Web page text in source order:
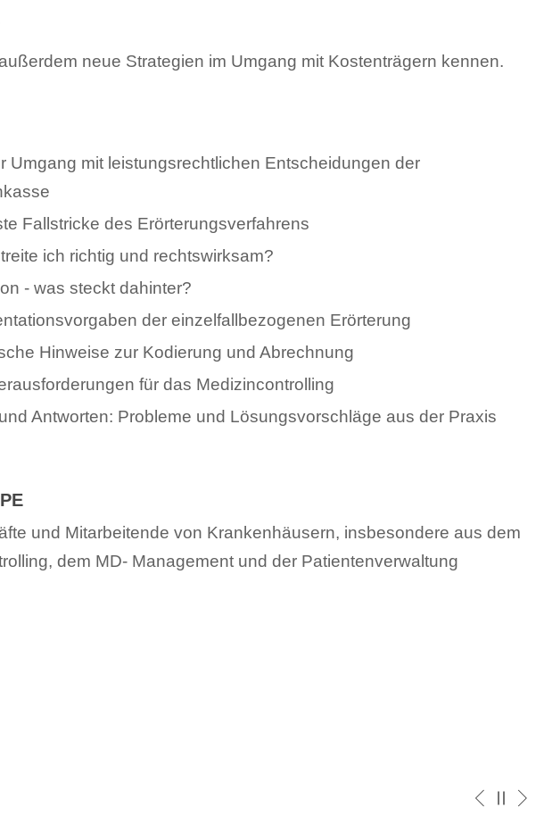
neue Strategien im Umgang mit Kostenträgern kennen.
Umgang mit leistungsrechtlichen Entscheidungen der
Fallstricke des Erörterungsverfahrens
ich richtig und rechtswirksam?
- was steckt dahinter?
der einzelfallbezogenen Erörterung
Hinweise zur Kodierung und Abrechnung
für das Medizincontrolling
Antworten: Probleme und Lösungsvorschläge aus der Praxis
und Mitarbeitende von Krankenhäusern, insbesondere aus dem
dem MD- Management und der Patientenverwaltung